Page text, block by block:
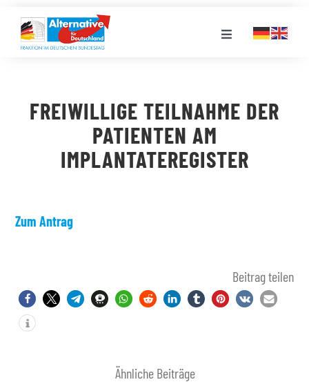
Inhalt
springen
Toggle
LANDESGRUPPEN
VERANSTALTUNGEN
PRESSE
MEDIATHEK
FREIWILLIGE TEILNAHME DER
PATIENTEN AM
IMPLANTATEREGISTER
Zum Antrag
Beitrag teilen
Ähnliche Beiträge